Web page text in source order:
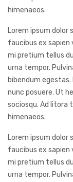
himenaeos.
Lorem ipsum
faucibus ex sapien
mi pretium tellus
urna tempor.
bibendum
nunc posuere. Ut
sociosqu. Ad litora
himenaeos.
Lorem ipsum
faucibus ex sapien
mi pretium tellus
urna tempor.